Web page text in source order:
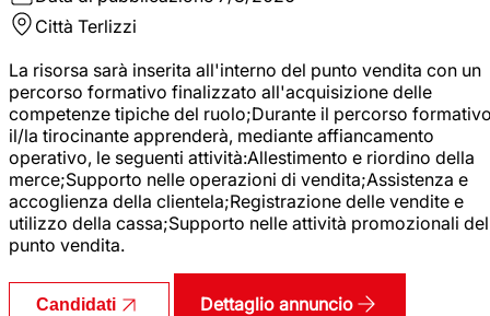
Città Terlizzi
La risorsa sarà inserita all'interno del punto vendita con un
percorso formativo finalizzato all'acquisizione delle
competenze tipiche del ruolo;Durante il percorso
il/la tirocinante apprenderà, mediante affiancamento
operativo, le seguenti attività:Allestimento e riordino della
merce;Supporto nelle operazioni di vendita;Assistenza e
accoglienza della clientela;Registrazione delle vendite e
utilizzo della cassa;Supporto nelle attività promozionali del
punto vendita.
Candidati Dettaglio annuncio